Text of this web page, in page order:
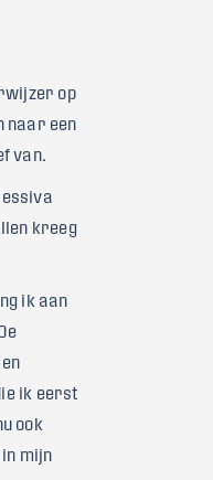
op
naar een
van.
kreeg
ik aan
ik eerst
ook
mijn